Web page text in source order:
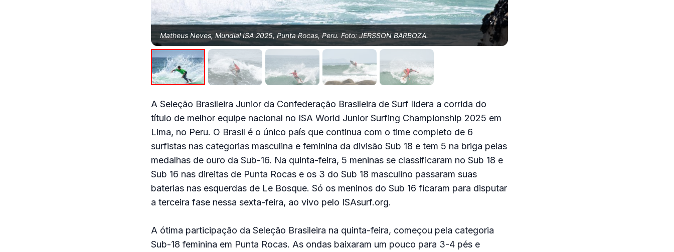
Matheus Neves, Mundial ISA 2025, Punta Rocas, Peru. Foto: JERSSON BARBOZA.
A Seleção Brasileira Junior da Confederação Brasileira de Surf lidera a corrida do
título de melhor equipe nacional no ISA World Junior Surfing Championship 2025 em
Lima, no Peru. O Brasil é o único país que continua com o time completo de 6
surfistas nas categorias masculina e feminina da divisão Sub 18 e tem 5 na briga pelas
medalhas de ouro da Sub-16. Na quinta-feira, 5 meninas se classificaram no Sub 18 e
Sub 16 nas direitas de Punta Rocas e os 3 do Sub 18 masculino passaram suas
baterias nas esquerdas de Le Bosque. Só os meninos do Sub 16 ficaram para disputar
a terceira fase nessa sexta-feira, ao vivo pelo ISAsurf.org.
A ótima participação da Seleção Brasileira na quinta-feira, começou pela categoria
Sub-18 feminina em Punta Rocas. As ondas baixaram um pouco para 3-4 pés e